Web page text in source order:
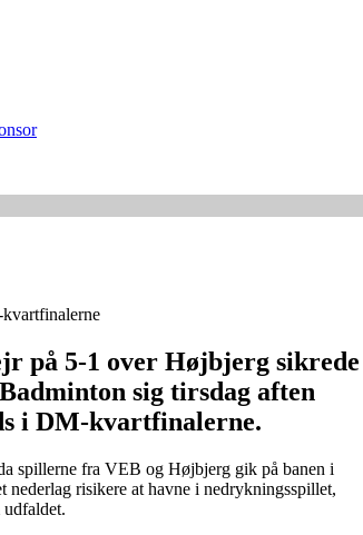
på 5-1 over Højbjerg sikrede
sig tirsdag aften
i DM-kvartfinalerne.
spillerne fra VEB og Højbjerg gik på banen i
nederlag risikere at havne i nedrykningsspillet,